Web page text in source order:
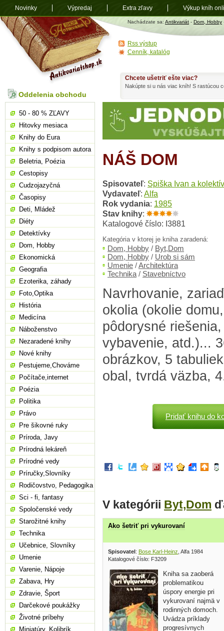
Antikvariát
shop.sk
Nachádzate sa: Antikvariát - Dom, Hobby
NÁŠ DOM
Spisovateľ: Spiška Ivan a kolektív
Vydavateľ: Alfa
Rok vydania: 1985
Stav knihy:
Katalogové číslo: I3881
Kategória v ktorej je kniha zaradená:
Dom, Hobby / Byt,Dom
Dom, Hobby / Urob si sám
Umenie /Architektúra
Technika / Stavebníctvo
Navrhovanie,
okolia (okolie
pôdorysné
vybavenie, atd.)...
obrázkov, 5
obal, tvrdá väzba,
Pridať knihu do
V kategórii Byt,Dom
Ako šetriť pri vykurovaní
Spisovatel: Bose Karl-Heinz , Alfa 1984
Katalogové číslo: F3209
Kniha sa zaoberá
problematikou
úspory energie pri
vykurovaní najmä v
rodinných domoch.
Uvádza príklady
progresívnych
Chcete ušetriť ešte viac?
Nakúpte si u nás viac kníh! S rastúcou
Oddelenia obchodu
50 - 80 % ZĽAVY
Hitovky mesiaca
Knihy do Eura
Knihy s podpisom autora
Beletria, Poézia
Cestopisy
Cudzojazyčná
Časopisy
Deti, Mládež
Diéty
Detektívky
Dom, Hobby
Ekonomická
Geografia
Ezoterika, záhady
Foto,Optika
História
Medicína
Náboženstvo
Nezaradené knihy
Nové knihy
Pestujeme,Chováme
Počítače,internet
Poézia
Politika
Právo
Pre šikovné ruky
Príroda, Javy
Prírodná lekáreň
Prírodné vedy
Príručky,Slovníky
Rodičovstvo, Pedagogika
Sci - fi, fantasy
Spoločenské vedy
Starožitné knihy
Technika
Učebnice, Slovníky
Umenie
Varenie, Nápoje
Zabava, Hry
Zdravie, Šport
Darčekové poukážky
Životné príbehy
Miniatúry, Kolibrík
Rss výstup
Cenník, katalóg
Novinky Výpredaj Extra zľavy Výkup kníh